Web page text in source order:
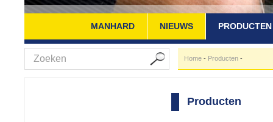
MANHARD NIEUWS PRODUCTEN
Home - Producten -
Producten